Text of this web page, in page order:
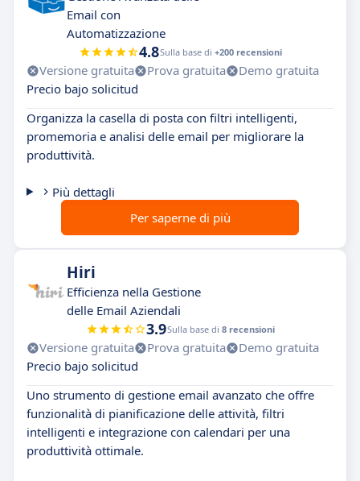
Email con
Automatizzazione
4.8Sulla base di +200 recensioni
Versione gratuita Prova gratuita
Demo gratuita
Precio bajo solicitud
Organizza la casella di posta con filtri intelligenti,
promemoria e analisi delle email per migliorare la
produttività.
Più dettagli
Per saperne di più
Hiri
Efficienza nella Gestione
delle Email Aziendali
3.9Sulla base di 8 recensioni
Versione gratuita Prova gratuita
Demo gratuita
Precio bajo solicitud
Uno strumento di gestione email avanzato che offre
funzionalità di pianificazione delle attività, filtri
intelligenti e integrazione con calendari per una
produttività ottimale.